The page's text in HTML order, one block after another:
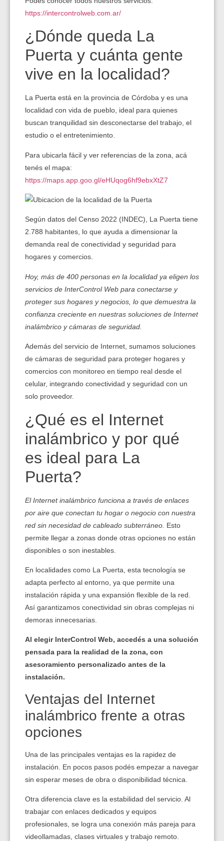
https://intercontrolweb.com.ar/
¿Dónde queda La
Puerta y cuánta gente
vive en la localidad?
La Puerta está en la provincia de Córdoba y es una
localidad con vida de pueblo, ideal para quienes
buscan tranquilidad sin desconectarse del trabajo, el
estudio o el entretenimiento.
Para ubicarla fácil y ver referencias de la zona, acá
tenés el mapa:
https://maps.app.goo.gl/eHUqog6hf9ebxXtZ7
Según datos del Censo 2022 (INDEC), La Puerta tiene
2.788 habitantes, lo que ayuda a dimensionar la
demanda real de conectividad y seguridad para
hogares y comercios.
Hoy, más de 400 personas en la localidad ya eligen los
servicios de InterControl Web para conectarse y
proteger sus hogares y negocios, lo que demuestra la
confianza creciente en nuestras soluciones de Internet
inalámbrico y cámaras de seguridad.
Además del servicio de Internet, sumamos soluciones
de cámaras de seguridad para proteger hogares y
comercios con monitoreo en tiempo real desde el
celular, integrando conectividad y seguridad con un
solo proveedor.
¿Qué es el Internet
inalámbrico y por qué
es ideal para La
Puerta?
El Internet inalámbrico funciona a través de enlaces
por aire que conectan tu hogar o negocio con nuestra
red sin necesidad de cableado subterráneo. Esto
permite llegar a zonas donde otras opciones no están
disponibles o son inestables.
En localidades como La Puerta, esta tecnología se
adapta perfecto al entorno, ya que permite una
instalación rápida y una expansión flexible de la red.
Así garantizamos conectividad sin obras complejas ni
demoras innecesarias.
Al elegir InterControl Web, accedés a una solución
pensada para la realidad de la zona, con
asesoramiento personalizado antes de la
instalación.
Ventajas del Internet
inalámbrico frente a otras
opciones
Una de las principales ventajas es la rapidez de
instalación. En pocos pasos podés empezar a navegar
sin esperar meses de obra o disponibilidad técnica.
Otra diferencia clave es la estabilidad del servicio. Al
trabajar con enlaces dedicados y equipos
profesionales, se logra una conexión más pareja para
videollamadas, clases virtuales y trabajo remoto.